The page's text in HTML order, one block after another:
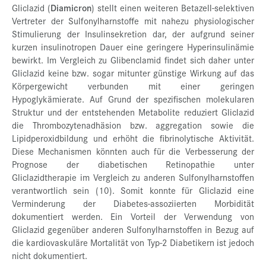
Gliclazid (Diamicron) stellt einen weiteren Betazell-selektiven
Vertreter der Sulfonylharnstoffe mit nahezu physiologischer
Stimulierung der Insulinsekretion dar, der aufgrund seiner
kurzen insulinotropen Dauer eine geringere Hyperinsulinämie
bewirkt. Im Vergleich zu Glibenclamid findet sich daher unter
Gliclazid keine bzw. sogar mitunter günstige Wirkung auf das
Körpergewicht verbunden mit einer geringen
Hypoglykämierate. Auf Grund der spezifischen molekularen
Struktur und der entstehenden Metabolite reduziert Gliclazid
die Thrombozytenadhäsion bzw. aggregation sowie die
Lipidperoxidbildung und erhöht die fibrinolytische Aktivität.
Diese Mechanismen könnten auch für die Verbesserung der
Prognose der diabetischen Retinopathie unter
Gliclazidtherapie im Vergleich zu anderen Sulfonylharnstoffen
verantwortlich sein (10). Somit konnte für Gliclazid eine
Verminderung der Diabetes-assoziierten Morbidität
dokumentiert werden. Ein Vorteil der Verwendung von
Gliclazid gegenüber anderen Sulfonylharnstoffen in Bezug auf
die kardiovaskuläre Mortalität von Typ-2 Diabetikern ist jedoch
nicht dokumentiert.